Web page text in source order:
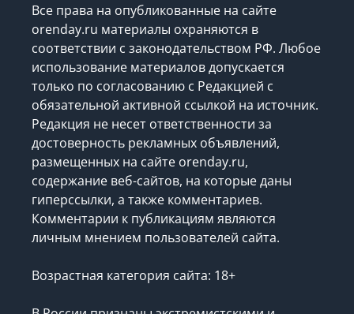
Все права на опубликованные на сайте
orenday.ru материалы охраняются в
соответствии с законодательством РФ. Любое
использование материалов допускается
только по согласованию с Редакцией с
обязательной активной ссылкой на источник.
Редакция не несет ответственности за
достоверность рекламных объявлений,
размещенных на сайте orenday.ru,
содержание веб-сайтов, на которые даны
гиперссылки, а также комментариев.
Комментарии к публикациям являются
личным мнением пользователей сайта.
Возрастная категория сайта: 18+